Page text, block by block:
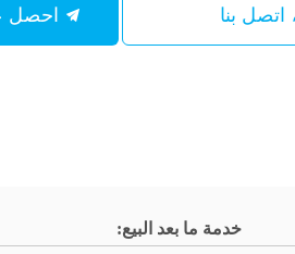
اتصل بنا
خدمة ما بعد البيع: